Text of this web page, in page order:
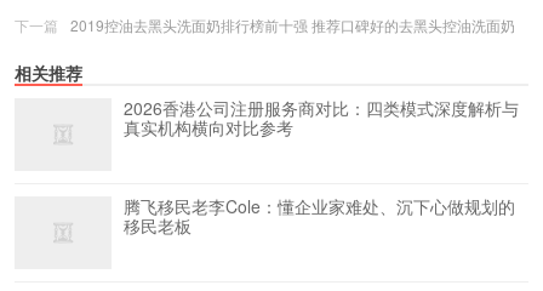
下一篇
2019控油去黑头洗面奶排行榜前十强 推荐口碑好的去黑头控油洗面奶
相关推荐
2026香港公司注册服务商对比：四类模式深度解析与
真实机构横向对比参考
腾飞移民老李Cole：懂企业家难处、沉下心做规划的
移民老板